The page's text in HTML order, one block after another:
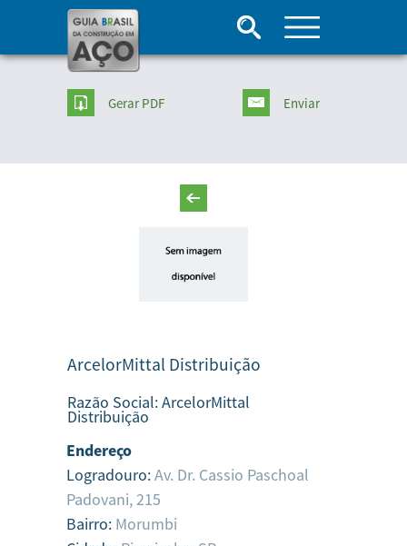
Gerar PDF Enviar
ArcelorMittal Distribuição
Razão Social:ArcelorMittal
Distribuição
Endereço
Logradouro:Av. Dr. Cassio Paschoal
Padovani, 215
Bairro: Morumbi